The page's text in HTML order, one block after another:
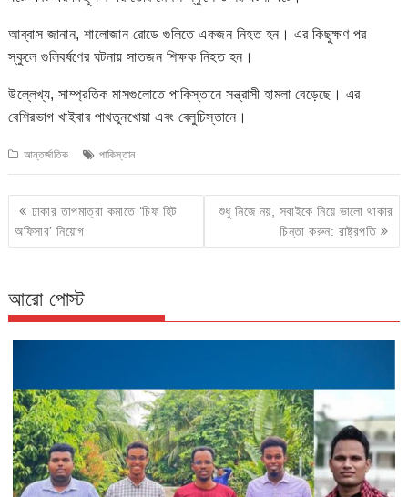
আব্বাস জানান, শালোজান রোডে গুলিতে একজন নিহত হন। এর কিছুক্ষণ পর
স্কুলে গুলিবর্ষণের ঘটনায় সাতজন শিক্ষক নিহত হন।
উল্লেখ্য, সাম্প্রতিক মাসগুলোতে পাকিস্তানে সন্ত্রাসী হামলা বেড়েছে। এর
বেশিরভাগ খাইবার পাখতুনখোয়া এবং বেলুচিস্তানে।
আন্তর্জাতিক পাকিস্তান
Post
navigation
ঢাকার তাপমাত্রা কমাতে ‘চিফ হিট
অফিসার’ নিয়োগ
শুধু নিজে নয়, সবাইকে নিয়ে ভালো থাকার
চিন্তা করুন: রাষ্ট্রপতি
আরো পোস্ট